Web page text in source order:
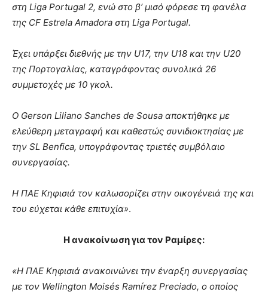
στη Liga Portugal 2, ενώ στο β’ μισό φόρεσε τη φανέλα
της CF Estrela Amadora στη Liga Portugal.
Έχει υπάρξει διεθνής με την U17, την U18 και την U20
της Πορτογαλίας, καταγράφοντας συνολικά 26
συμμετοχές με 10 γκολ.
Ο Gerson Liliano Sanches de Sousa αποκτήθηκε με
ελεύθερη μεταγραφή και καθεστώς συνιδιοκτησίας με
την SL Benfica, υπογράφοντας τριετές συμβόλαιο
συνεργασίας.
Η ΠΑΕ Κηφισιά τον καλωσορίζει στην οικογένειά της και
του εύχεται κάθε επιτυχία».
Η ανακοίνωση για τον Ραμίρες:
«Η ΠΑΕ Κηφισιά ανακοινώνει την έναρξη συνεργασίας
με τον Wellington Moisés Ramírez Preciado, ο οποίος